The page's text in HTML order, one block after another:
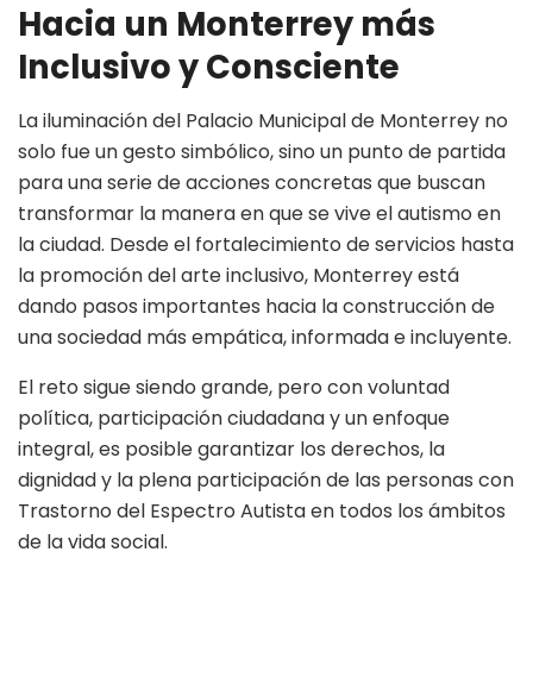
Hacia un Monterrey más
Inclusivo y Consciente
La iluminación del Palacio Municipal de Monterrey no
solo fue un gesto simbólico, sino un punto de partida
para una serie de acciones concretas que buscan
transformar la manera en que se vive el autismo en
la ciudad. Desde el fortalecimiento de servicios hasta
la promoción del arte inclusivo, Monterrey está
dando pasos importantes hacia la construcción de
una sociedad más empática, informada e incluyente.
El reto sigue siendo grande, pero con voluntad
política, participación ciudadana y un enfoque
integral, es posible garantizar los derechos, la
dignidad y la plena participación de las personas con
Trastorno del Espectro Autista en todos los ámbitos
de la vida social.